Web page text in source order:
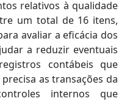
relativos à qualidade
um total de 16 itens,
avaliar a eficácia dos
a reduzir eventuais
contábeis que
as transações da
internos que